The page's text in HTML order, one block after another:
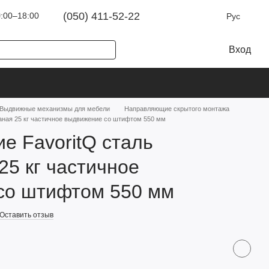
(050) 411-52-22 Рус
Вход
Выдвижные механизмы для мебели
Направляющие скрытого монтажа
25 кг частичное выдвижение со штифтом 550 мм
FavoritQ сталь
кг частичное
штифтом 550 мм
Оставить отзыв